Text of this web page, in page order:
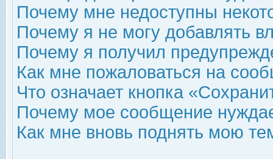
Почему мне недоступны
Почему я не могу добавлять
Почему я получил
Как мне пожаловаться на
Что означает кнопка
Почему мое сообщение
Как мне вновь поднять мою